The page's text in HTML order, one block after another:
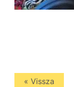
« Vissza